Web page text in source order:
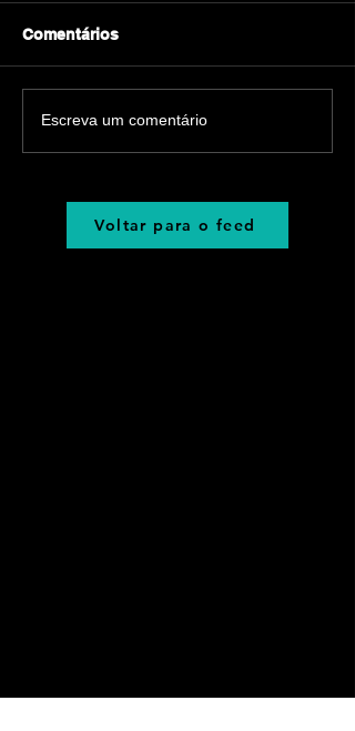
Comentários
Escreva um comentário
Voltar para o feed